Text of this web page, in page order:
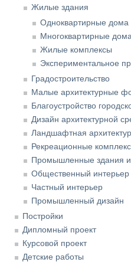
Жилые здания
Одноквартирные дома
Многоквартирные дома
Жилые комплексы
Экспериментальное
Градостроительство
Малые архитектурные
Благоустройство
Дизайн архитектурной
Ландшафтная
Рекреационные
Промышленные здания
Общественный интерьер
Частный интерьер
Промышленный дизайн
Постройки
Дипломный проект
Курсовой проект
Детские работы